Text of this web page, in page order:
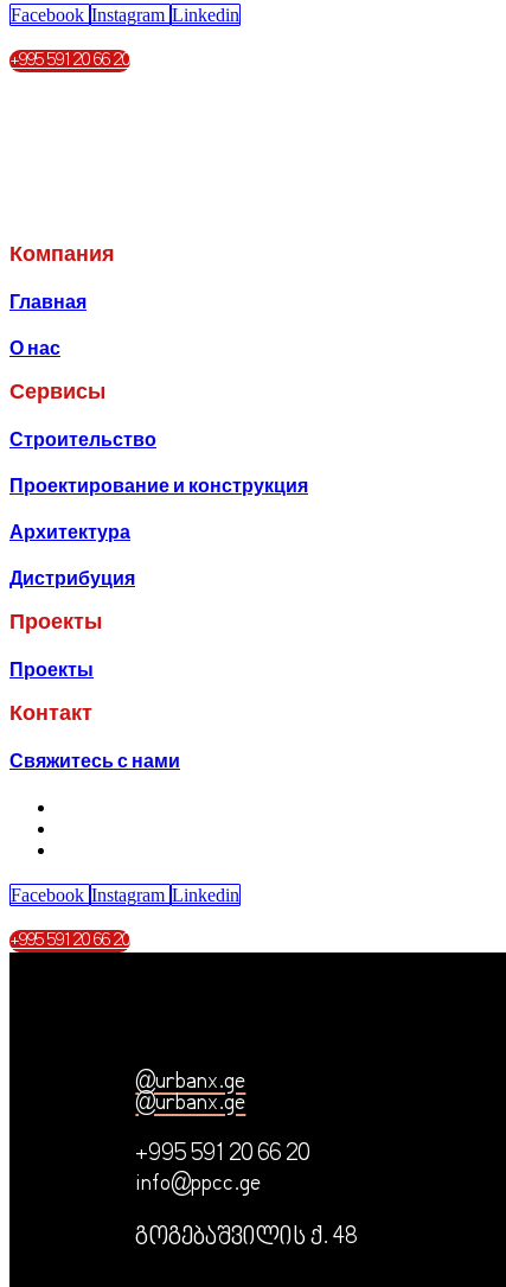
Facebook Instagram Linkedin
+995 591 20 66 20
Компания
Главная
О нас
Сервисы
Строительство
Проектирование и конструкция
Архитектура
Дистрибуция
Проекты
Проекты
Контакт
Свяжитесь с нами
Facebook Instagram Linkedin
+995 591 20 66 20
@urbanx.ge
@urbanx.ge
+995 591 20 66 20
info@ppcc.ge
გოგებაშვილის ქ. 48